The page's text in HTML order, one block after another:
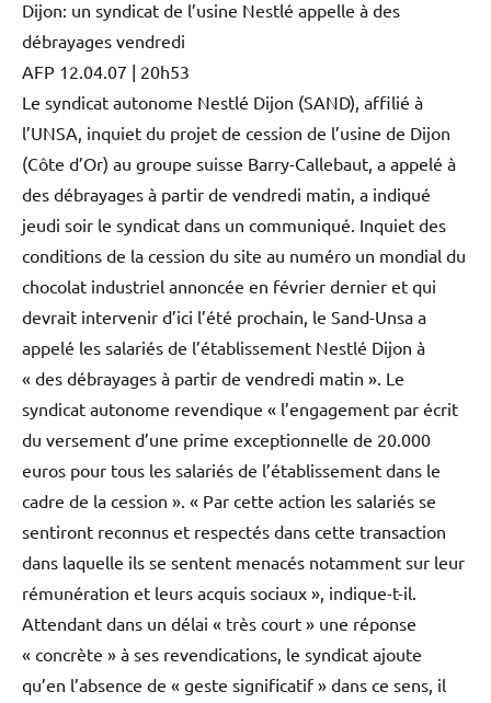
Dijon: un syndicat de l’usine Nestlé appelle à des
débrayages vendredi
AFP 12.04.07 | 20h53
Le syndicat autonome Nestlé Dijon (SAND), affilié à
l’UNSA, inquiet du projet de cession de l’usine de Dijon
(Côte d’Or) au groupe suisse Barry-Callebaut, a appelé à
des débrayages à partir de vendredi matin, a indiqué
jeudi soir le syndicat dans un communiqué. Inquiet des
conditions de la cession du site au numéro un mondial du
chocolat industriel annoncée en février dernier et qui
devrait intervenir d’ici l’été prochain, le Sand-Unsa a
appelé les salariés de l’établissement Nestlé Dijon à
« des débrayages à partir de vendredi matin ». Le
syndicat autonome revendique « l’engagement par écrit
du versement d’une prime exceptionnelle de 20.000
euros pour tous les salariés de l’établissement dans le
cadre de la cession ». « Par cette action les salariés se
sentiront reconnus et respectés dans cette transaction
dans laquelle ils se sentent menacés notamment sur leur
rémunération et leurs acquis sociaux », indique-t-il.
Attendant dans un délai « très court » une réponse
« concrète » à ses revendications, le syndicat ajoute
qu’en l’absence de « geste significatif » dans ce sens, il